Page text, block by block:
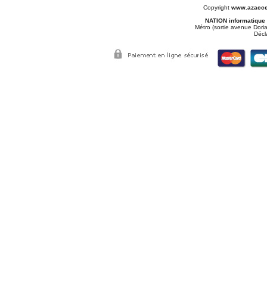
Copyright
NATION informatique
Métro (sortie avenue